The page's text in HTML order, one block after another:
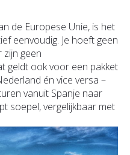
de Europese Unie, is het
eenvoudig. Je hoeft geen
geen
geldt ook voor een pakket
én vice versa –
vanuit Spanje naar
soepel, vergelijkbaar met